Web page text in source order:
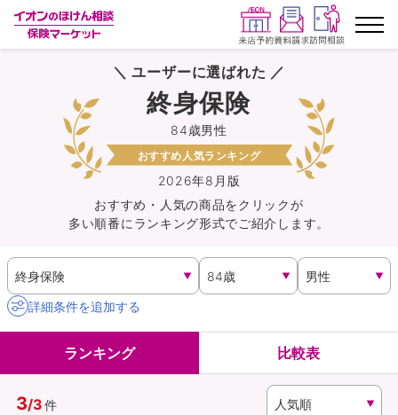
ランキングから探す
保険を比較する
保険会社から探す
イオンカード会員さま専用保険
キャンペーン一覧
イオングループ従業員さま向け
＼ ユーザーに選ばれた ／
2026年8月版
84歳男性
終身保険
おすすめ人気ランキング
おすすめ・人気の商品をクリックが
多い順番にランキング形式でご紹介します。
詳細条件を追加する
ランキング 比較表
3/3件